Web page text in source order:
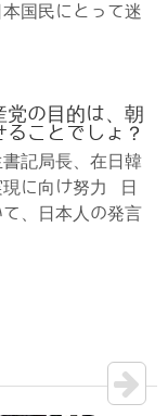
国民にとって迷
党の目的は、朝
ことでしょ？
書記局長、在日韓
現に向け努力 日
、日本人の発言